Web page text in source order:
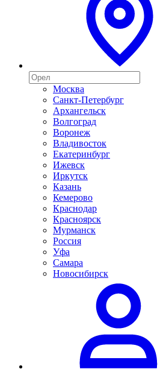
Москва
Санкт-Петербург
Архангельск
Волгоград
Воронеж
Владивосток
Екатеринбург
Ижевск
Иркутск
Казань
Кемерово
Краснодар
Красноярск
Мурманск
Россия
Уфа
Самара
Новосибирск